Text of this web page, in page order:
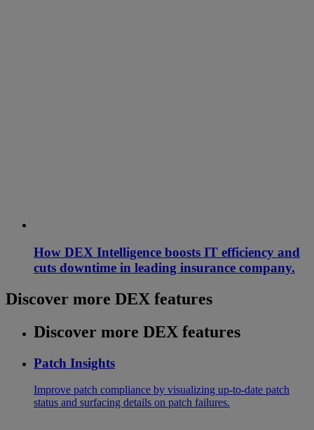
How DEX Intelligence boosts IT efficiency and
cuts downtime in leading insurance company.
Discover more DEX features
Discover more DEX features
Patch Insights
Improve patch compliance by visualizing up-to-date patch
status and surfacing details on patch failures.